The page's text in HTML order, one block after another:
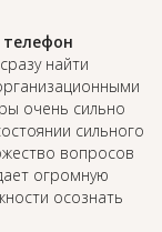
телефон
найти
очень сильно
сильного
вопросов
огромную
осознать